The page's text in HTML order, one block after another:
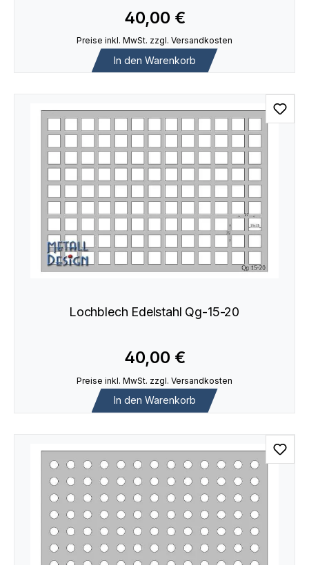
40,00 €
Preise inkl. MwSt. zzgl. Versandkosten
In den Warenkorb
Lochblech Edelstahl Qg-15-20
40,00 €
Preise inkl. MwSt. zzgl. Versandkosten
In den Warenkorb